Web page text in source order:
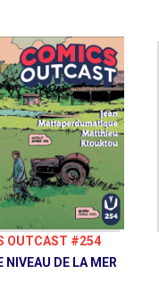
OUTCAST #254
NIVEAU DE LA MER